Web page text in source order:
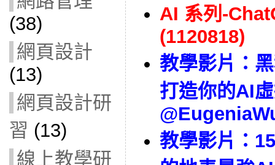
(38)
網頁設計
(13)
網頁設計研
習 (13)
線上教學研
AI 系列-
(1120818)
教學影片：
打造你的AI
教學影片：